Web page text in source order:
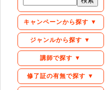
キャンペーンから探す ▼
ジャンルから探す ▼
講師で探す ▼
修了証の有無で探す ▼